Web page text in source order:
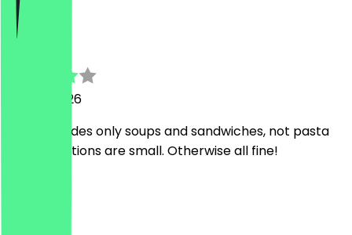
14. Juni 2026
Offer includes only soups and sandwiches, not pasta
dishes. Portions are small. Otherwise all fine!